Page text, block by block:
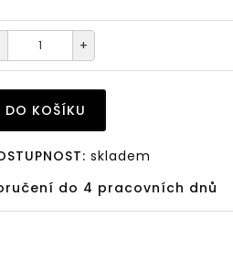
+
DO KOŠÍKU
skladem
do 4 pracovních dnů